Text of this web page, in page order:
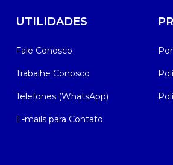
UTILIDADES
Fale Conosco
Trabalhe Conosco
Telefones (WhatsApp)
E-mails para Contato